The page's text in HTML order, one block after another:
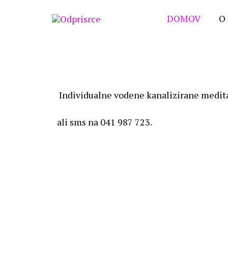
DOMOV
Individualne vodene kanalizirane
ali sms na 041 987 723.